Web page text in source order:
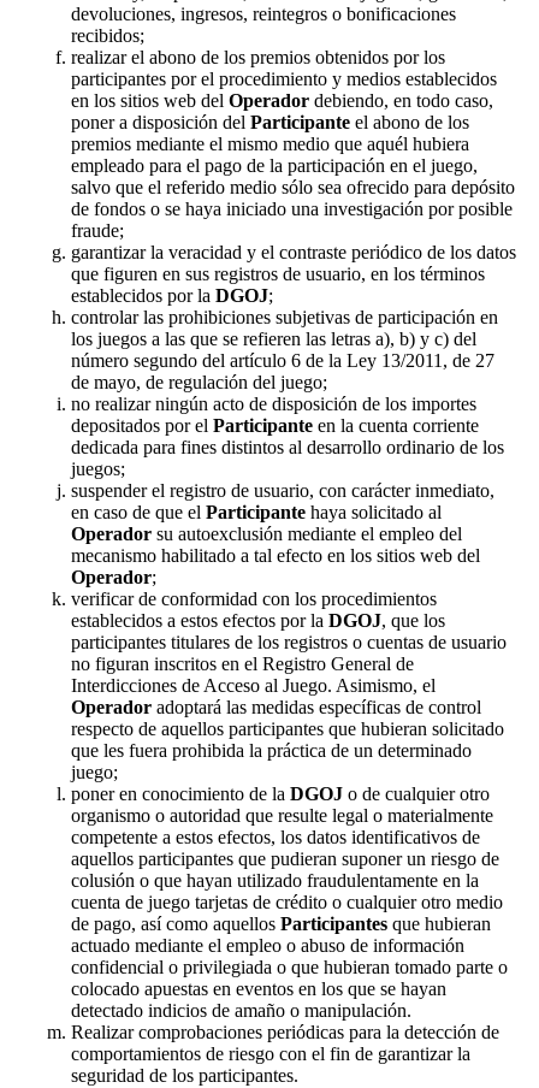
devoluciones, ingresos, reintegros o bonificaciones
recibidos;
realizar el abono de los premios obtenidos por los
participantes por el procedimiento y medios establecidos
en los sitios web del Operador debiendo, en todo caso,
poner a disposición del Participante el abono de los
premios mediante el mismo medio que aquél hubiera
empleado para el pago de la participación en el juego,
salvo que el referido medio sólo sea ofrecido para depósito
de fondos o se haya iniciado una investigación por posible
fraude;
garantizar la veracidad y el contraste periódico de los datos
que figuren en sus registros de usuario, en los términos
establecidos por la DGOJ;
controlar las prohibiciones subjetivas de participación en
los juegos a las que se refieren las letras a), b) y c) del
número segundo del artículo 6 de la Ley 13/2011, de 27
de mayo, de regulación del juego;
no realizar ningún acto de disposición de los importes
depositados por el Participanteen la cuenta corriente
dedicada para fines distintos al desarrollo ordinario de los
juegos;
suspender el registro de usuario, con carácter inmediato,
en caso de que el Participantehaya solicitado al
Operador su autoexclusión mediante el empleo del
mecanismo habilitado a tal efecto en los sitios web del
Operador;
verificar de conformidad con los procedimientos
establecidos a estos efectos por la DGOJ, que los
participantes titulares de los registros o cuentas de usuario
no figuran inscritos en el Registro General de
Interdicciones de Acceso al Juego. Asimismo, el
Operador adoptará las medidas específicas de control
respecto de aquellos participantes que hubieran solicitado
que les fuera prohibida la práctica de un determinado
juego;
poner en conocimiento de la DGOJo de cualquier otro
organismo o autoridad que resulte legal o materialmente
competente a estos efectos, los datos identificativos de
aquellos participantes que pudieran suponer un riesgo de
colusión o que hayan utilizado fraudulentamente en la
cuenta de juego tarjetas de crédito o cualquier otro medio
de pago, así como aquellos Participantesque hubieran
actuado mediante el empleo o abuso de información
confidencial o privilegiada o que hubieran tomado parte o
colocado apuestas en eventos en los que se hayan
detectado indicios de amaño o manipulación.
Realizar comprobaciones periódicas para la detección de
comportamientos de riesgo con el fin de garantizar la
seguridad de los participantes.